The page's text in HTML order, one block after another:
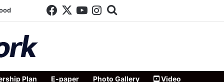
Facebook
X YouTube
Instagram
Search for
Plan E-paper Photo Gallery Video